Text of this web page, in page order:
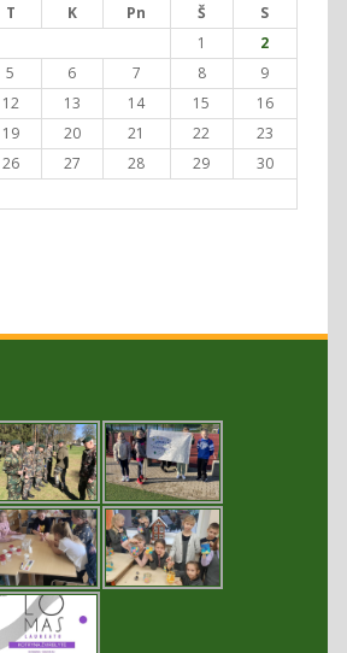
T K Pn Š
S
1
2
5 6 7 8
9
12 13 14 15
16
19 20 21 22
23
26 27 28 29
30